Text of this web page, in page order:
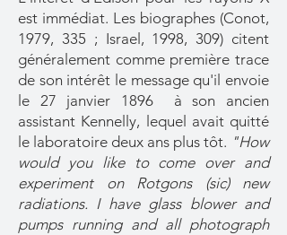
est immédiat. Les biographes (Conot,
1979, 335 ; Israel, 1998, 309) citent
généralement comme première trace
de son intérêt le message qu'il envoie
le 27 janvier 1896 à son ancien
assistant Kennelly, lequel avait quitté
le laboratoire deux ans plus tôt. "How
would you like to come over and
experiment on Rotgons (sic) new
radiations. I have glass blower and
pumps running and all photograph